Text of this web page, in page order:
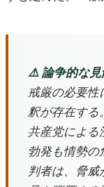
⚠️ 論争的な見
戒厳の必要性
釈が存在する
共産党による
勃発も情勢の
判者は、脅威